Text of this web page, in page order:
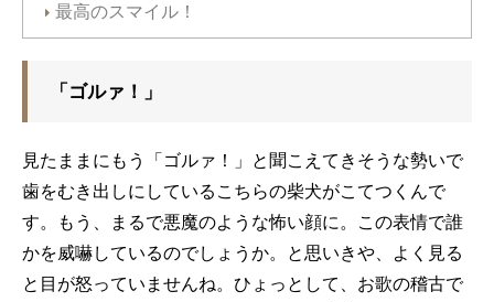
最高のスマイル！
「ゴルァ！」
見たままにもう「ゴルァ！」と聞こえてきそうな勢いで
歯をむき出しにしているこちらの柴犬がこてつくんで
す。もう、まるで悪魔のような怖い顔に。この表情で誰
かを威嚇しているのでしょうか。と思いきや、よく見る
と目が怒っていませんね。ひょっとして、お歌の稽古で